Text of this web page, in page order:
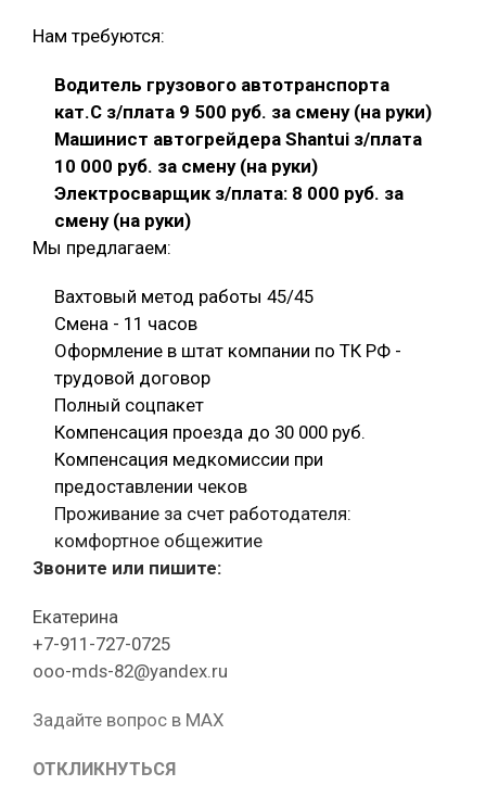
Нам требуются:
Водитель грузового автотранспорта
кат.С з/плата 9 500 руб. за смену (на руки)
Машинист автогрейдера Shantui з/плата
10 000 руб. за смену (на руки)
Электросварщик з/плата: 8 000 руб. за
смену (на руки)
Мы предлагаем:
Вахтовый метод работы 45/45
Смена - 11 часов
Оформление в штат компании по ТК РФ -
трудовой договор
Полный соцпакет
Компенсация проезда до 30 000 руб.
Компенсация медкомиссии при
предоставлении чеков
Проживание за счет работодателя:
комфортное общежитие
Звоните или пишите:
Екатерина
+7-911-727-0725
ooo-mds-82@yandex.ru
Задайте вопрос в MAX
ОТКЛИКНУТЬСЯ